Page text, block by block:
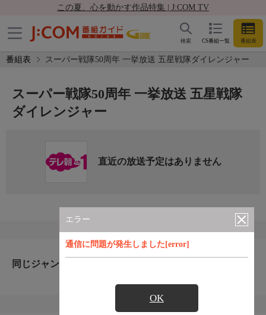
この夏、心を動かす作品特集 | J:COM TV
CS番組一覧 番組表
検索
番組表 スーパー戦隊50周年 一挙放送 五星戦隊ダイレンジャー
エラー
通信に問題が発生しました[error]
OK
スーパー戦隊50周年 一挙放送 五星戦隊
ダイレンジャー
直近の放送予定はありません
同じジャンルのおすすめ番組